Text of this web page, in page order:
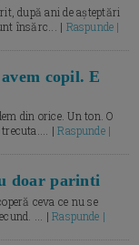
după ani de așteptări
însărc... | Raspunde |
copil. E
din orice. Un ton. O
trecuta.... |Raspunde |
doar parinti
ceva ce nu se
... |Raspunde |